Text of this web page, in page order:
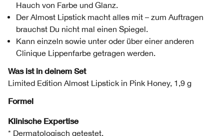
Hauch von Farbe und Glanz.
Der Almost Lipstick macht alles mit – zum Auftragen
brauchst Du nicht mal einen Spiegel.
Kann einzeln sowie unter oder über einer anderen
Clinique Lippenfarbe getragen werden.
Was ist in deinem Set
Limited Edition Almost Lipstick in Pink Honey, 1,9 g
Formel
Klinische Expertise
* Dermatologisch getestet.